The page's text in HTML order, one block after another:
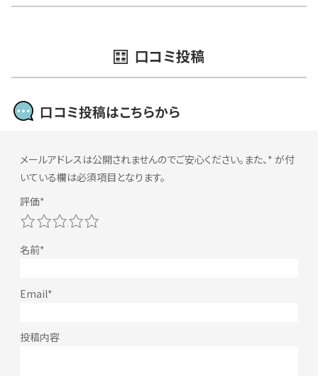
口コミ投稿
口コミ投稿はこちらから
メールアドレスは公開されませんのでご安心ください。また、 * が付
いている欄は必須項目となります。
5
4
3
2